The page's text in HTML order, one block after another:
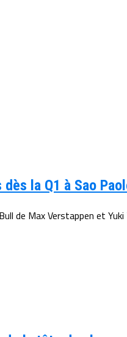
la Q1 à Sao
de Max Verstappen et